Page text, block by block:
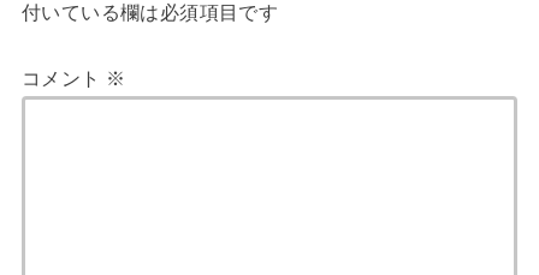
付いている欄は必須項目です
コメント ※